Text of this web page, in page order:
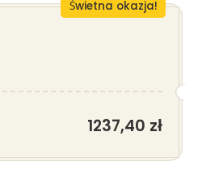
Świetna okazja!
1237,40 zł